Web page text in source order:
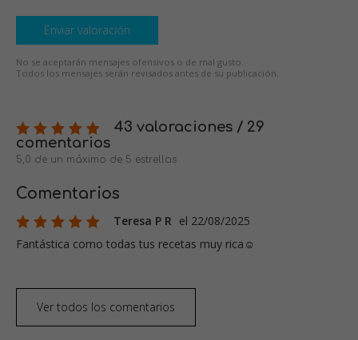
Enviar valoración
No se aceptarán mensajes ofensivos o de mal gusto.
Todos los mensajes serán revisados antes de su publicación.
43 valoraciones / 29
comentarios
5,0 de un máximo de 5 estrellas
Comentarios
Teresa P R el 22/08/2025
Fantástica como todas tus recetas muy rica☺️
Ver todos los comentarios